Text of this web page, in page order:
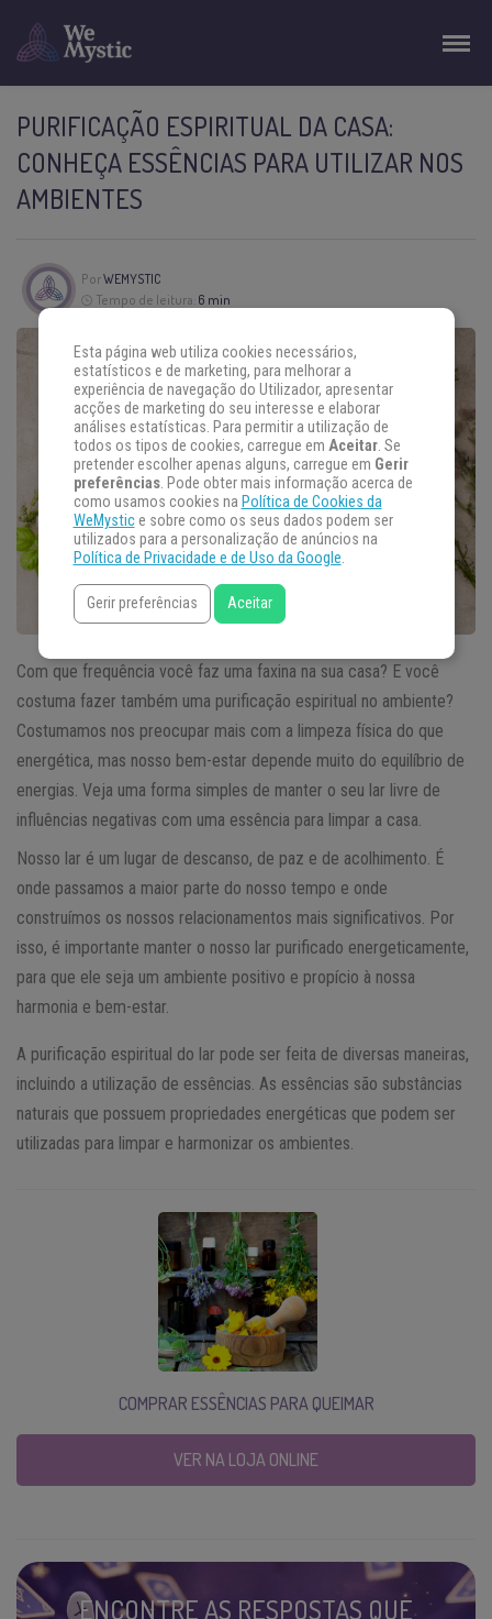
PURIFICAÇÃO ESPIRITUAL DA CASA:
CONHEÇA ESSÊNCIAS PARA UTILIZAR NOS
AMBIENTES
PorWEMYSTIC
Tempo de leitura: 6 min
Com que frequência você faz uma faxina na sua casa? E você
costuma fazer também uma purificação espiritual no ambiente?
Costumamos nos preocupar mais com a limpeza física do que
energética, mas nosso bem-estar depende muito do equilíbrio de
energias. Veja uma forma simples de manter o seu lar livre de
influências negativas com uma essência para limpar a casa.
Nosso lar é um lugar de descanso, de paz e de acolhimento. É
onde passamos a maior parte do nosso tempo e onde
construímos os nossos relacionamentos mais significativos. Por
isso, é importante manter o nosso lar purificado energeticamente,
para que ele seja um ambiente positivo e propício à nossa
harmonia e bem-estar.
A purificação espiritual do lar pode ser feita de diversas maneiras,
incluindo a utilização de essências. As essências são substâncias
naturais que possuem propriedades energéticas que podem ser
utilizadas para limpar e harmonizar os ambientes.
COMPRAR ESSÊNCIAS PARA QUEIMAR
VER NA LOJA ONLINE
ENCONTRE AS RESPOSTAS QUE
Esta página web utiliza cookies necessários,
estatísticos e de marketing, para melhorar a
experiência de navegação do Utilizador, apresentar
acções de marketing do seu interesse e elaborar
análises estatísticas. Para permitir a utilização de
todos os tipos de cookies, carregue em Aceitar. Se
pretender escolher apenas alguns, carregue em Gerir
preferências. Pode obter mais informação acerca de
como usamos cookies na Política de Cookies da
WeMystice sobre como os seus dados podem ser
utilizados para a personalização de anúncios na
Política de Privacidade e de Uso da Google.
Gerir preferências Aceitar